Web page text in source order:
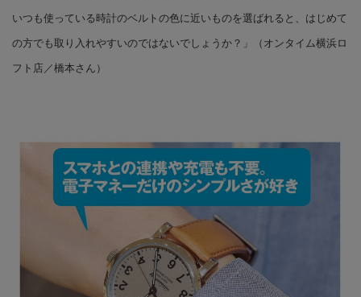
いつも使っている時計のベルトの色に近いものを選ばれると、はじめて
の方でも取り入れやすいのではないでしょうか？」（オンタイム横浜ロ
フト店／橋本さん）